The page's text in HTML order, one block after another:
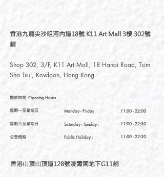
11:00 - 22:00
11:00 - 22:30
11:00 - 22:30
香港九龍尖沙咀河內道18號 K11 Art Mall 3樓 302號
鋪
Shop 302, 3/F, K11 Art Mall, 18 Hanoi Road, Tsim
Sha Tsui, Kowloon, Hong Kong
開放時間 Opening Hours
星期一至星期五
星期六至星期日
公眾假期
Monday - Friday :
Saturday- Sunday :
Public Holiday :
香港山頂山頂道128號凌霄閣地下G11舖